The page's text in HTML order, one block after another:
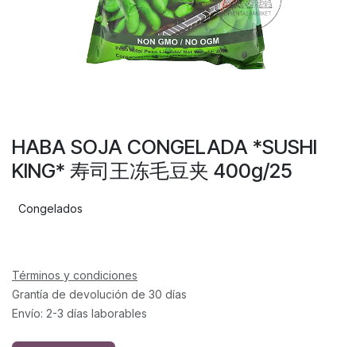
HABA SOJA CONGELADA *SUSHI
KING* 寿司王冻毛豆夹 400g/25
Congelados
Términos y condiciones
Grantía de devolución de 30 días
Envío: 2-3 días laborables